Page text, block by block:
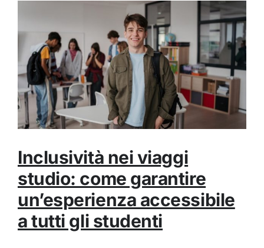
Inclusività nei viaggi
studio: come garantire
un’esperienza accessibile
a tutti gli studenti